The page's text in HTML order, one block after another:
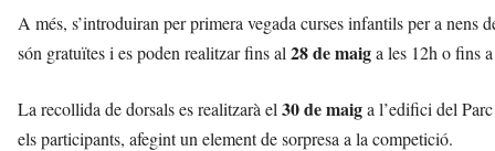
A més, s’introduiran per primera vegada curses infantils per a nens
són gratuïtes i es poden realitzar fins al 28 de maiga les 12h o fins
La recollida de dorsals es realitzarà el 30 de maiga l’edifici del
els participants, afegint un element de sorpresa a la competició.